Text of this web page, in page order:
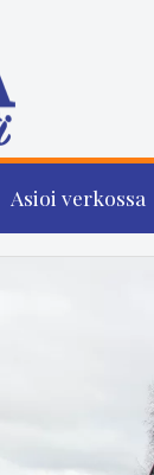
Asioi verkossa